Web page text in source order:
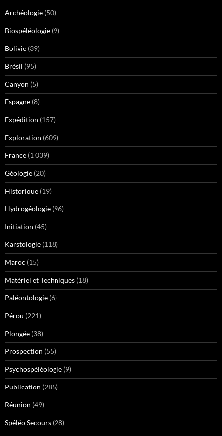
Archéologie (50)
Biospéléologie (9)
Bolivie (39)
Brésil (95)
Canyon (5)
Espagne (8)
Expédition (157)
Exploration (609)
France (1 039)
Géologie (20)
Historique (19)
Hydrogéologie (96)
Initiation (45)
Karstologie (118)
Maroc (15)
Matériel et Techniques (18)
Paléontologie (6)
Pérou (221)
Plongée (38)
Prospection (55)
Psychospéléologie (9)
Publication (285)
Réunion (49)
Spéléo Secours (28)